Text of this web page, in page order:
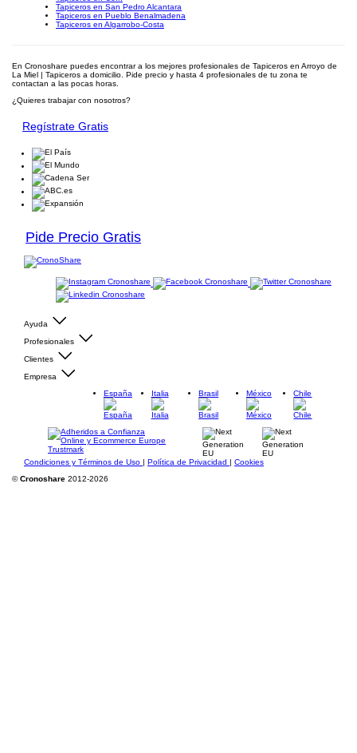
Tapiceros en San Pedro Alcantara
Tapiceros en Pueblo Benalmadena
Tapiceros en Algarrobo-Costa
En Cronoshare puedes encontrar a los mejores profesionales de Tapiceros en Arroyo de
La Miel | Tapiceros a domicilio. Pide precio y hasta 4 profesionales de tu zona te
contactan a las pocas horas.
¿Quieres trabajar con nosotros?
Regístrate Gratis
Pide Precio Gratis
Ayuda
Profesionales
Clientes
Empresa
España
Italia Brasil México Chile
Condiciones y Términos de Uso | Política de Privacidad | Cookies
©Cronoshare 2012-2026